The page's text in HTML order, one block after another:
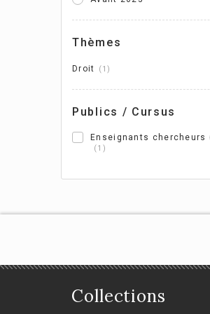
Thèmes
Droit 1
Publics / Cursus
Enseignants chercheurs
1
Collections